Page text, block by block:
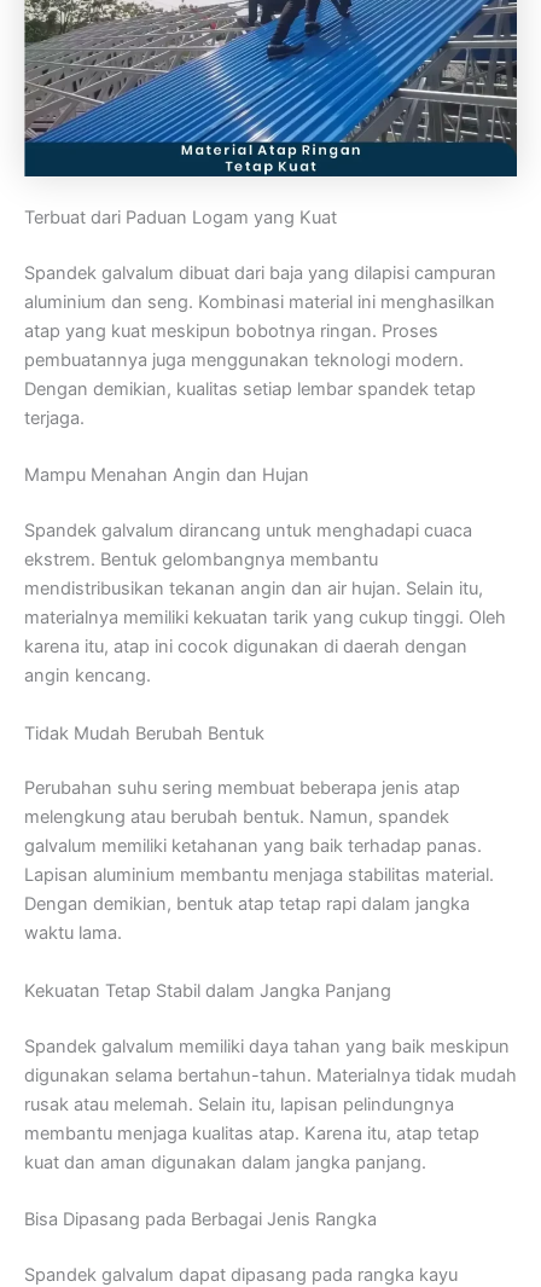
Terbuat dari Paduan Logam yang Kuat
Spandek galvalum dibuat dari baja yang dilapisi campuran
aluminium dan seng. Kombinasi material ini menghasilkan
atap yang kuat meskipun bobotnya ringan. Proses
pembuatannya juga menggunakan teknologi modern.
Dengan demikian, kualitas setiap lembar spandek tetap
terjaga.
Mampu Menahan Angin dan Hujan
Spandek galvalum dirancang untuk menghadapi cuaca
ekstrem. Bentuk gelombangnya membantu
mendistribusikan tekanan angin dan air hujan. Selain itu,
materialnya memiliki kekuatan tarik yang cukup tinggi. Oleh
karena itu, atap ini cocok digunakan di daerah dengan
angin kencang.
Tidak Mudah Berubah Bentuk
Perubahan suhu sering membuat beberapa jenis atap
melengkung atau berubah bentuk. Namun, spandek
galvalum memiliki ketahanan yang baik terhadap panas.
Lapisan aluminium membantu menjaga stabilitas material.
Dengan demikian, bentuk atap tetap rapi dalam jangka
waktu lama.
Kekuatan Tetap Stabil dalam Jangka Panjang
Spandek galvalum memiliki daya tahan yang baik meskipun
digunakan selama bertahun-tahun. Materialnya tidak mudah
rusak atau melemah. Selain itu, lapisan pelindungnya
membantu menjaga kualitas atap. Karena itu, atap tetap
kuat dan aman digunakan dalam jangka panjang.
Bisa Dipasang pada Berbagai Jenis Rangka
Spandek galvalum dapat dipasang pada rangka kayu